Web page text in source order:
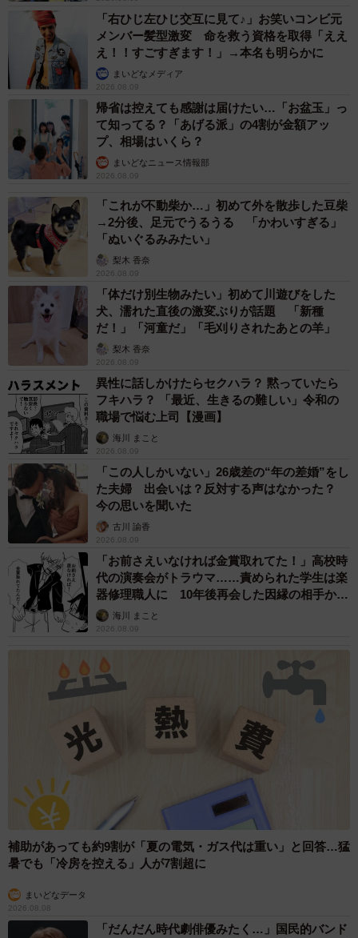
「右ひじ左ひじ交互に見て♪」お笑いコンビ元
メンバー髪型激変 命を救う資格を取得「ええ
え！！すごすぎます！」→本名も明らかに
まいどなメディア
2026.08.09
帰省は控えても感謝は届けたい…「お盆玉」っ
て知ってる？「あげる派」の4割が金額アッ
プ、相場はいくら？
まいどなニュース情報部
2026.08.09
「これが不動柴か…」初めて外を散歩した豆柴
→2分後、足元でうるうる 「かわいすぎる」
「ぬいぐるみみたい」
梨木 香奈
2026.08.09
「体だけ別生物みたい」初めて川遊びをした
犬、濡れた直後の激変ぶりが話題 「新種
だ！」「河童だ」「毛刈りされたあとの羊」
梨木 香奈
2026.08.09
異性に話しかけたらセクハラ？ 黙っていたら
フキハラ？ 「最近、生きるの難しい」令和の
職場で悩む上司【漫画】
海川 まこと
2026.08.09
「この人しかいない」26歳差の“年の差婚”をし
た夫婦 出会いは？反対する声はなかった？
今の思いを聞いた
古川 諭香
2026.08.09
「お前さえいなければ金賞取れてた！」高校時
代の演奏会がトラウマ……責められた学生は楽
器修理職人に 10年後再会した因縁の相手から
思わぬ申し出【漫画】
海川 まこと
2026.08.09
補助があっても約9割が「夏の電気・ガス代は重い」と回答…猛
暑でも「冷房を控える」人が7割超に
まいどなデータ
2026.08.08
「だんだん時代劇俳優みたく…」国民的バンド